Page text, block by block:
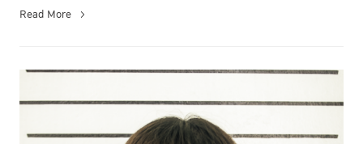
Read More